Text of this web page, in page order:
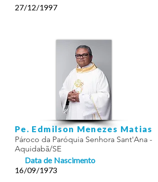
27/12/1997
Pe. Edmilson Menezes Matias
Pároco da Paróquia Senhora Sant'Ana -
Aquidabã/SE
Data de Nascimento
16/09/1973